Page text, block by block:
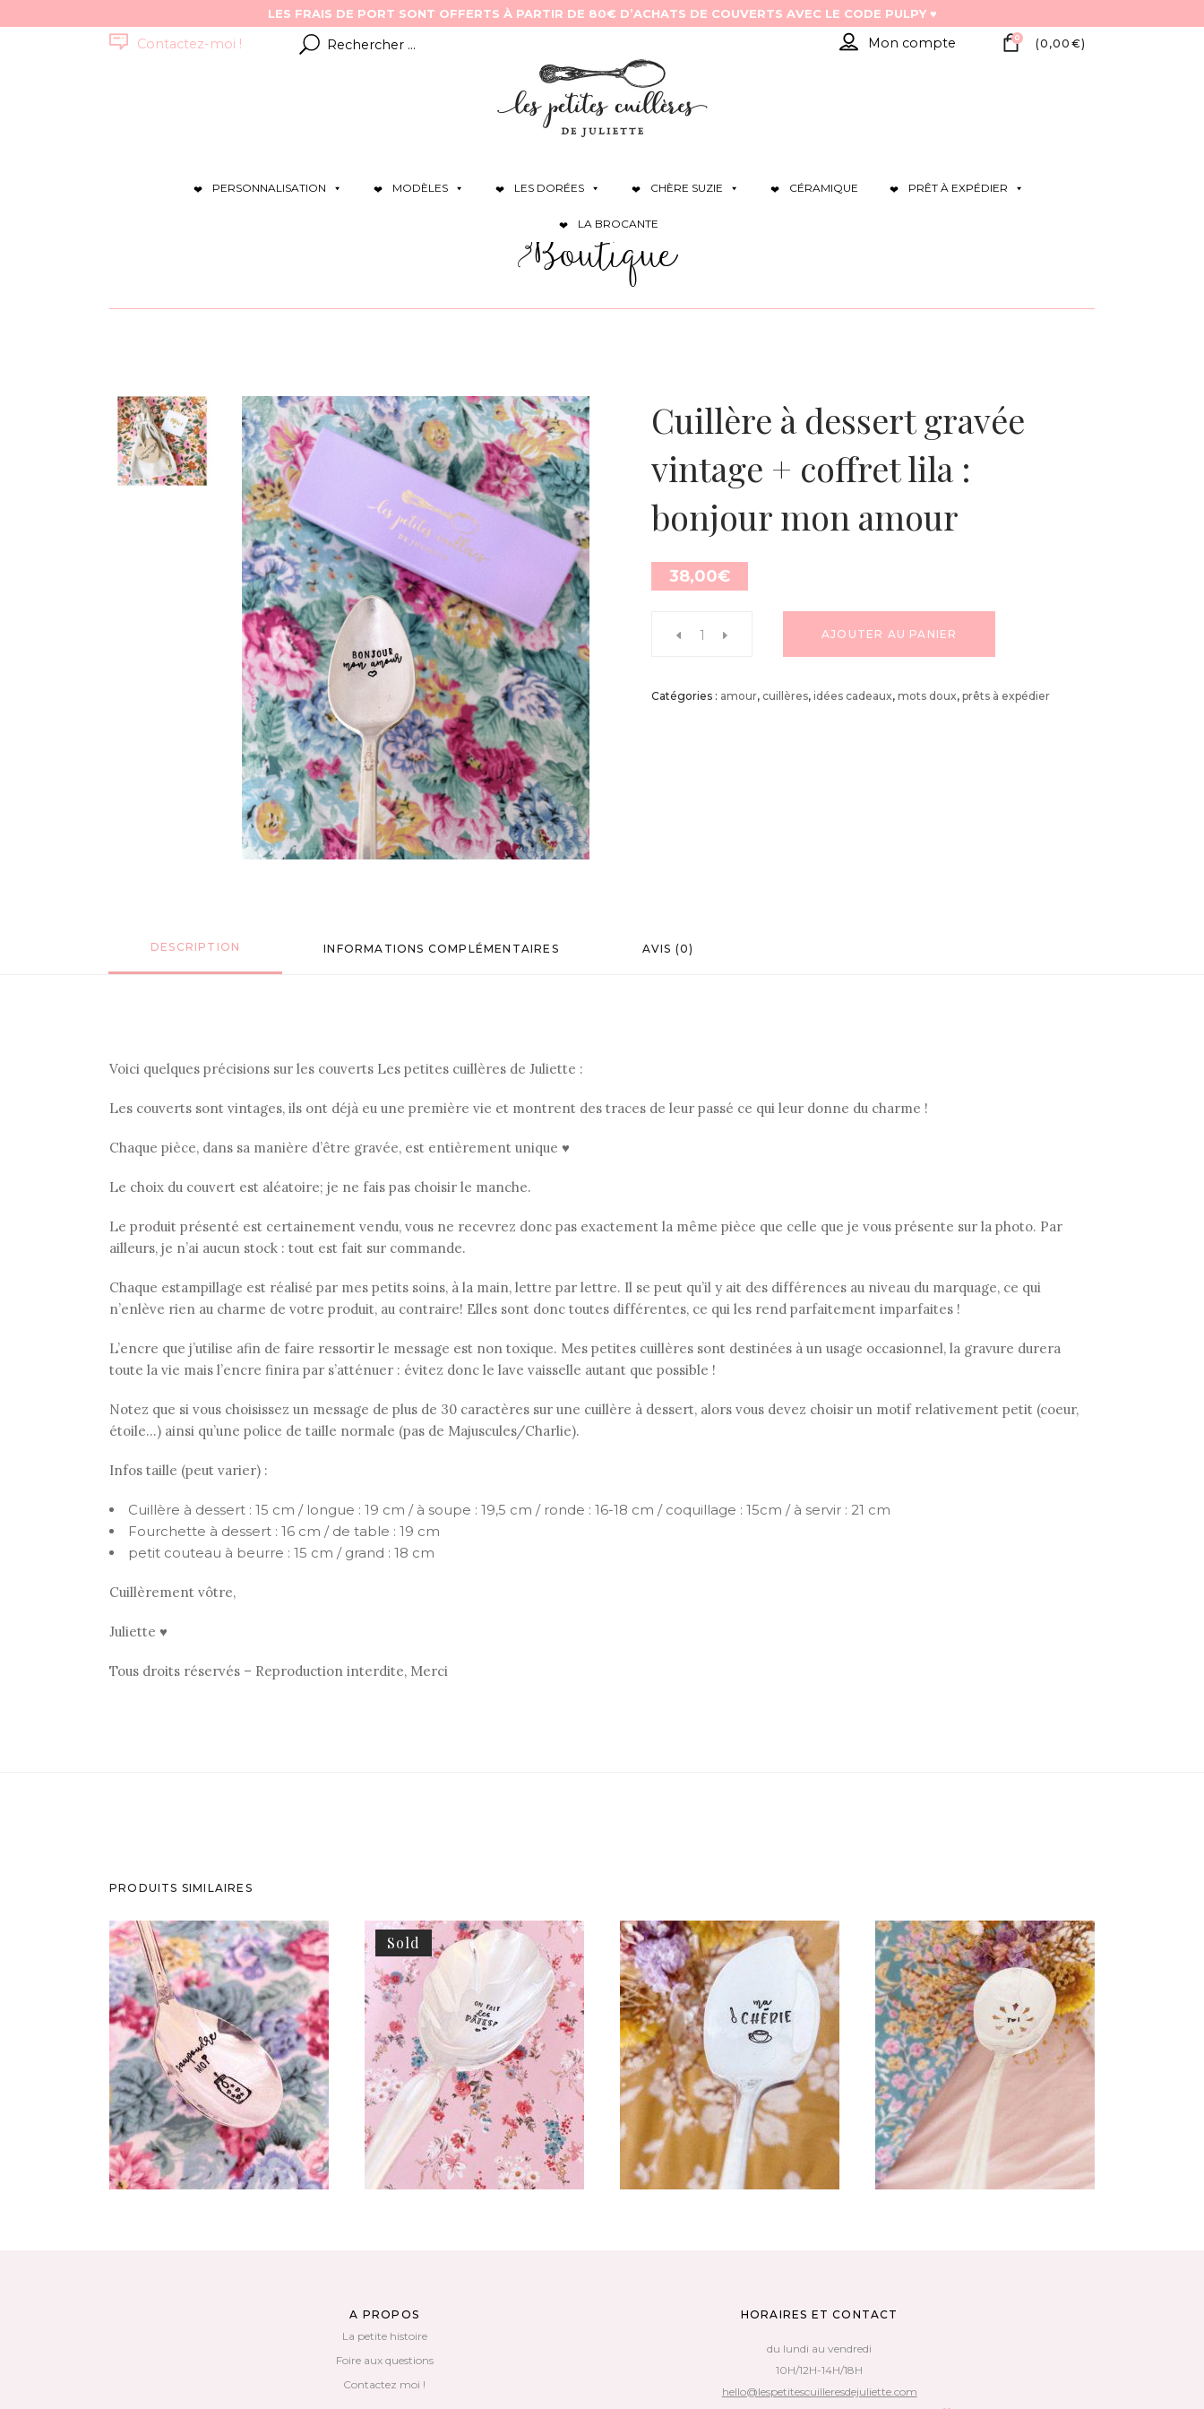
Contactez-moi !
Résultats
pour
Mon compte 0 (0,00 €)
PERSONNALISATION MODÈLES LES DORÉES CHÈRE SUZIE CÉRAMIQUE PRÊT À EXPÉDIER
LA BROCANTE
Boutique
Cuillère à dessert gravée
vintage + coffret lila :
bonjour mon amour
38,00€
AJOUTER AU PANIER
Catégories : amour, cuillères, idées cadeaux, mots doux, prêts à expédier
DESCRIPTION INFORMATIONS COMPLÉMENTAIRES AVIS (0)
Voici quelques précisions sur les couverts Les petites cuillères de Juliette :
Les couverts sont vintages, ils ont déjà eu une première vie et montrent des traces de leur passé ce qui leur donne du charme !
Chaque pièce, dans sa manière d’être gravée, est entièrement unique ♥
Le choix du couvert est aléatoire; je ne fais pas choisir le manche.
Le produit présenté est certainement vendu, vous ne recevrez donc pas exactement la même pièce que celle que je vous présente sur la photo. Par
ailleurs, je n’ai aucun stock : tout est fait sur commande.
Chaque estampillage est réalisé par mes petits soins, à la main, lettre par lettre. Il se peut qu’il y ait des différences au niveau du marquage, ce qui
n’enlève rien au charme de votre produit, au contraire! Elles sont donc toutes différentes, ce qui les rend parfaitement imparfaites !
L’encre que j’utilise afin de faire ressortir le message est non toxique. Mes petites cuillères sont destinées à un usage occasionnel, la gravure durera
toute la vie mais l’encre finira par s’atténuer : évitez donc le lave vaisselle autant que possible !
Notez que si vous choisissez un message de plus de 30 caractères sur une cuillère à dessert, alors vous devez choisir un motif relativement petit (coeur,
étoile…) ainsi qu’une police de taille normale (pas de Majuscules/Charlie).
Infos taille (peut varier) :
Cuillère à dessert : 15 cm / longue : 19 cm / à soupe : 19,5 cm / ronde : 16-18 cm / coquillage : 15cm / à servir : 21 cm
Fourchette à dessert : 16 cm / de table : 19 cm
petit couteau à beurre : 15 cm / grand : 18 cm
Cuillèrement vôtre,
Juliette ♥
Tous droits réservés – Reproduction interdite, Merci
PRODUITS SIMILAIRES
CUILLÈRE ATYPIQUE GRAVÉE
VINTAGE : SAUPOUDRE MOI
35,00 €
AJOUTER AU PANIER
Sold
GRANDE CUILLÈRE À SERVIR
GRAVÉE VINTAGE : ON FAIT DES
PÂTES ?
65,00€
LIRE LA SUITE
CUILLÈRE ATYPIQUE GRAVÉE
VINTAGE : MA CHÉRIE
€
AJOUTER AU PANIER
CHOOSE – CUILLÈRE ATYPIQUE
GRAVÉE VINTAGE : TOI
35,00€
AJOUTER AU PANIER
A PROPOS
La petite histoire
Foire aux questions
Contactez moi !
HORAIRES ET CONTACT
du lundi au vendredi
10H/12H-14H/18H
hello@lespetitescuilleresdejuliette.com